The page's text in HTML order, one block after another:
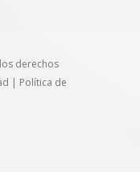
derechos
| Política de